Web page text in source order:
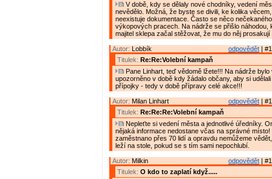
V době, kdy se dělaly nové chodníky, vedení
nevědělo. Možná, že byste se divili, ke kolika
neexistuje dokumentace. Často se něco
výkopových pracech. Na nádrže se přišlo náhodou,
majitel sklepa začal stěžovat, že mu do něj prosakují
odpovědět |
Autor: Lobbík
Titulek: Re:Re:Volební kampaň
Pane Linhart, teď vědomě lžete!!! Na nádrže bylo
upozorněno v době kdy žádalo občany, aby si
přípojky - tedy v době přípravy celé akce!!!
odpovědět |
Autor: Milan Linhart
Titulek: Re:Re:Re:Volební kampaň
Nepleťte si vedení města a jednotlivé úředníky.
nějaká informace nedostane včas na správné místo!
zaměstnano přes 70 lidí a opravdu nemůžeme
leží na stole, pokud se s tím sami nepochlubí.
odpovědět |
Autor: Milkin
Titulek: O kdo to zaplatí když.....